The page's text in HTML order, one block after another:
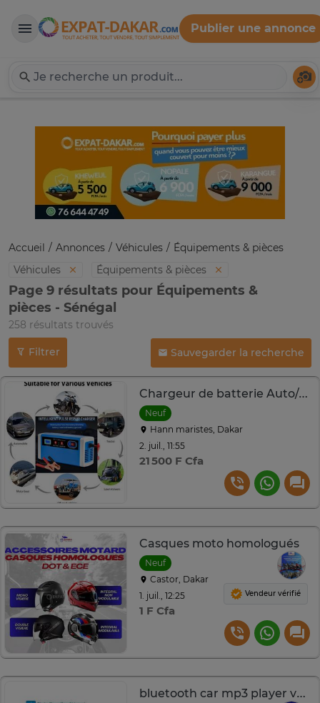
Expat-Dakar
Publier une annonce
Accueil Annonces Véhicules
Équipements & pièces
Véhicules
Équipements & pièces
Page 9 résultats pour Équipements &
pièces - Sénégal
258 résultats trouvés
Filtrer Sauvegarder la recherche
Chargeur de batterie Auto/moto/camion 12/24 volts -
Neuf
Hann maristes, Dakar
2. juil., 11:55
21 500 F Cfa
Casques moto homologués
Neuf
Castor, Dakar
1. juil., 12:25
1 F Cfa
Vendeur vérifié
bluetooth car mp3 player voitures oto vehicules